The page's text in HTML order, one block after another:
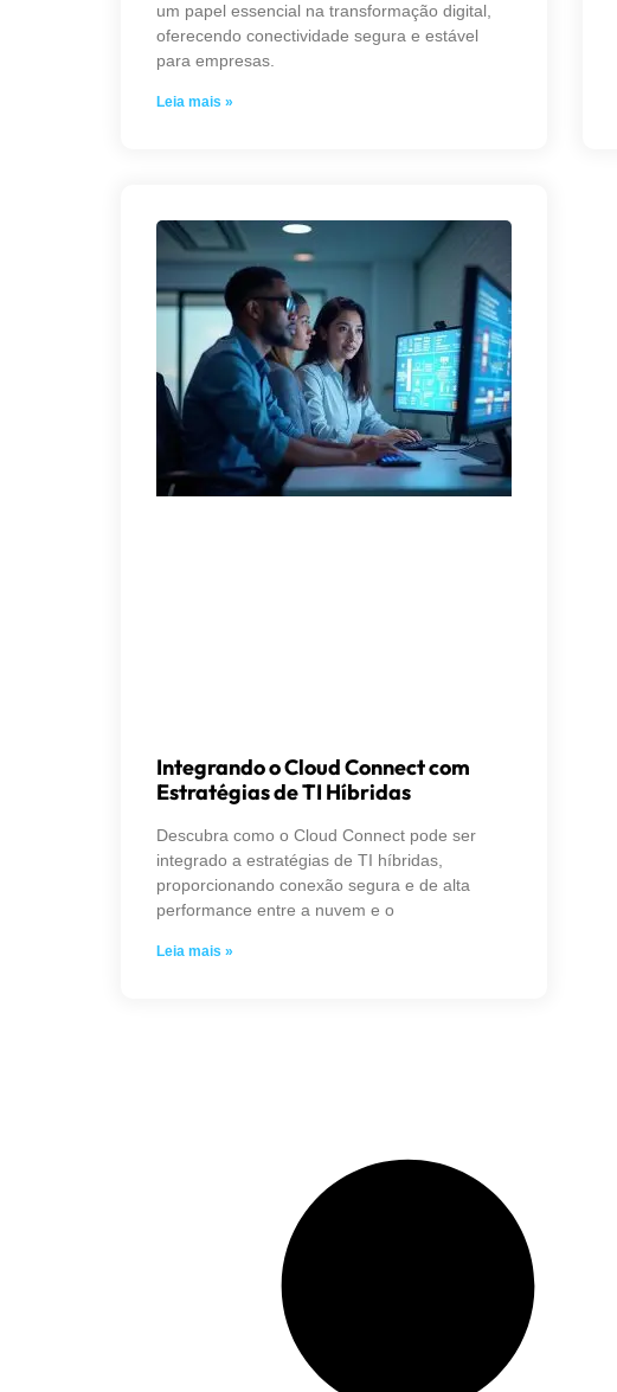
um papel essencial na transformação digital,
oferecendo conectividade segura e estável
para empresas.
Leia mais »
Integrando o Cloud Connect com
Estratégias de TI Híbridas
Descubra como o Cloud Connect pode ser
integrado a estratégias de TI híbridas,
proporcionando conexão segura e de alta
performance entre a nuvem e o
Leia mais »